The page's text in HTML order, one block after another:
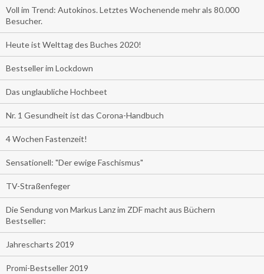
Voll im Trend: Autokinos. Letztes Wochenende mehr als 80.000
Besucher.
Heute ist Welttag des Buches 2020!
Bestseller im Lockdown
Das unglaubliche Hochbeet
Nr. 1 Gesundheit ist das Corona-Handbuch
4 Wochen Fastenzeit!
Sensationell: "Der ewige Faschismus"
TV-Straßenfeger
Die Sendung von Markus Lanz im ZDF macht aus Büchern
Bestseller:
Jahrescharts 2019
Promi-Bestseller 2019